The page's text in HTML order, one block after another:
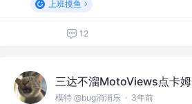
上班摸鱼
12
三达不溜MotoViews点卡姆
模特 @bug消消乐 · 3年前